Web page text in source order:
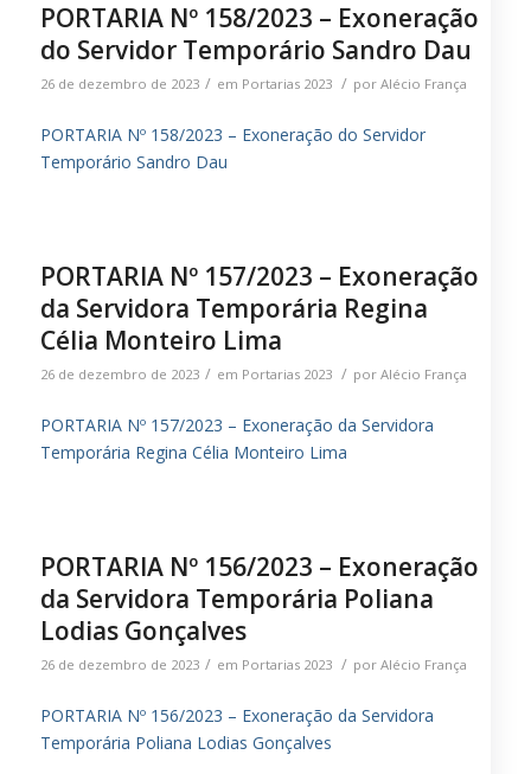
PORTARIA Nº 158/2023 – Exoneração
do Servidor Temporário Sandro Dau
26 de dezembro de 2023 / em Portarias 2023 / por Alécio França
PORTARIA Nº 158/2023 – Exoneração do Servidor
Temporário Sandro Dau
PORTARIA Nº 157/2023 – Exoneração
da Servidora Temporária Regina
Célia Monteiro Lima
26 de dezembro de 2023 / em Portarias 2023 / por Alécio França
PORTARIA Nº 157/2023 – Exoneração da Servidora
Temporária Regina Célia Monteiro Lima
PORTARIA Nº 156/2023 – Exoneração
da Servidora Temporária Poliana
Lodias Gonçalves
26 de dezembro de 2023 / em Portarias 2023 / por Alécio França
PORTARIA Nº 156/2023 – Exoneração da Servidora
Temporária Poliana Lodias Gonçalves